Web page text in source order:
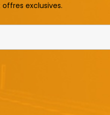
exclusives.